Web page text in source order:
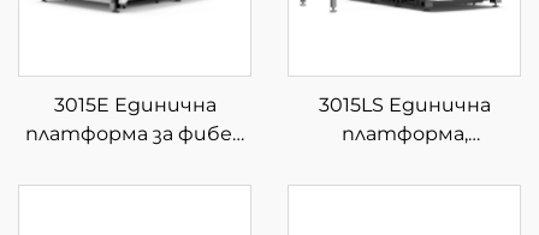
3015E Единична
платформа за фибер
3015LS Единична
платформа,
лазерна машина за